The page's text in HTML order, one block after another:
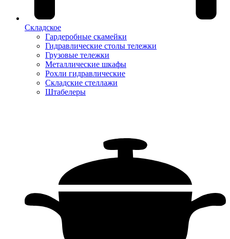
Складское
Гардеробные скамейки
Гидравлические столы тележки
Грузовые тележки
Металлические шкафы
Рохли гидравлические
Складские стеллажи
Штабелеры